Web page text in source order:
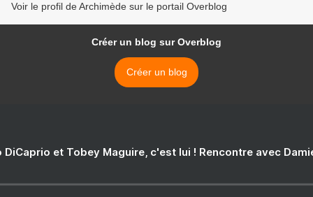
Voir le profil de Archimède sur le portail Overblog
Créer un blog sur Overblog
Créer un blog
DiCaprio et Tobey Maguire, c'est lui ! Rencontre avec